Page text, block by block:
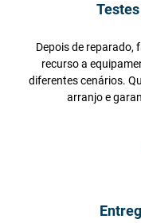
Depois de reparado,
recurso a
diferentes cenários.
arranjo e